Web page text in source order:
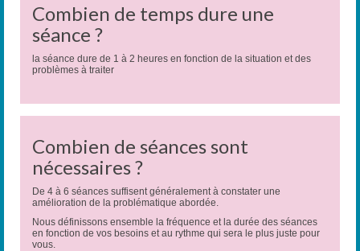
Combien de temps dure une
séance ?
la séance dure de 1 à 2 heures en fonction de la situation et des
problèmes à traiter
Combien de séances sont
nécessaires ?
De 4 à 6 séances suffisent généralement à constater une
amélioration de la problématique abordée.
Nous définissons ensemble la fréquence et la durée des séances
en fonction de vos besoins et au rythme qui sera le plus juste pour
vous.